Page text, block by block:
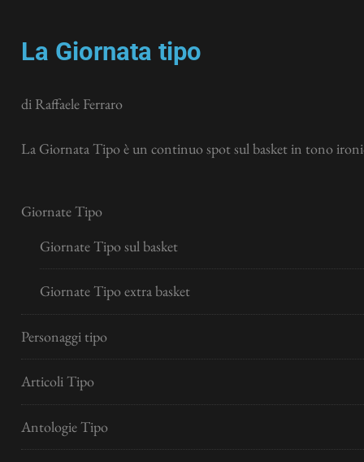
La Giornata tipo
di Raffaele Ferraro
La Giornata Tipo è un continuo spot sul basket in tono
Giornate Tipo
Giornate Tipo sul basket
Giornate Tipo extra basket
Personaggi tipo
Articoli Tipo
Antologie Tipo